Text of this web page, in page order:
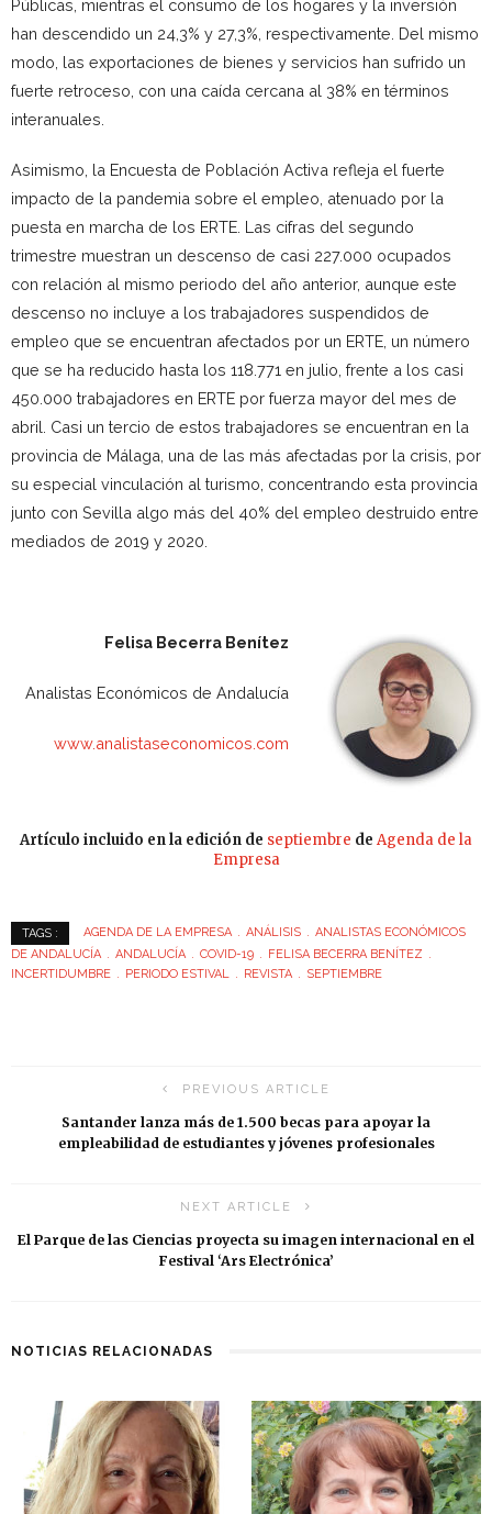
Públicas, mientras el consumo de los hogares y la inversión
han descendido un 24,3% y 27,3%, respectivamente. Del mismo
modo, las exportaciones de bienes y servicios han sufrido un
fuerte retroceso, con una caída cercana al 38% en términos
interanuales.
Asimismo, la Encuesta de Población Activa refleja el fuerte
impacto de la pandemia sobre el empleo, atenuado por la
puesta en marcha de los ERTE. Las cifras del segundo
trimestre muestran un descenso de casi 227.000 ocupados
con relación al mismo periodo del año anterior, aunque este
descenso no incluye a los trabajadores suspendidos de
empleo que se encuentran afectados por un ERTE, un número
que se ha reducido hasta los 118.771 en julio, frente a los casi
450.000 trabajadores en ERTE por fuerza mayor del mes de
abril. Casi un tercio de estos trabajadores se encuentran en la
provincia de Málaga, una de las más afectadas por la crisis, por
su especial vinculación al turismo, concentrando esta provincia
junto con Sevilla algo más del 40% del empleo destruido entre
mediados de 2019 y 2020.
Felisa Becerra Benítez
Analistas Económicos de Andalucía
www.analistaseconomicos.com
Artículo incluido en la edición de septiembre de Agenda de la
Empresa
TAGS : AGENDA DE LA EMPRESA ANÁLISIS
ANALISTAS ECONÓMICOS
DE ANDALUCÍA
ANDALUCÍA COVID-19
FELISA BECERRA BENÍTEZ
INCERTIDUMBRE
PERIODO ESTIVAL REVISTA SEPTIEMBRE
PREVIOUS ARTICLE
Santander lanza más de 1.500 becas para apoyar la
empleabilidad de estudiantes y jóvenes profesionales
NEXT ARTICLE
El Parque de las Ciencias proyecta su imagen internacional en el
Festival ‘Ars Electrónica’
NOTICIAS RELACIONADAS